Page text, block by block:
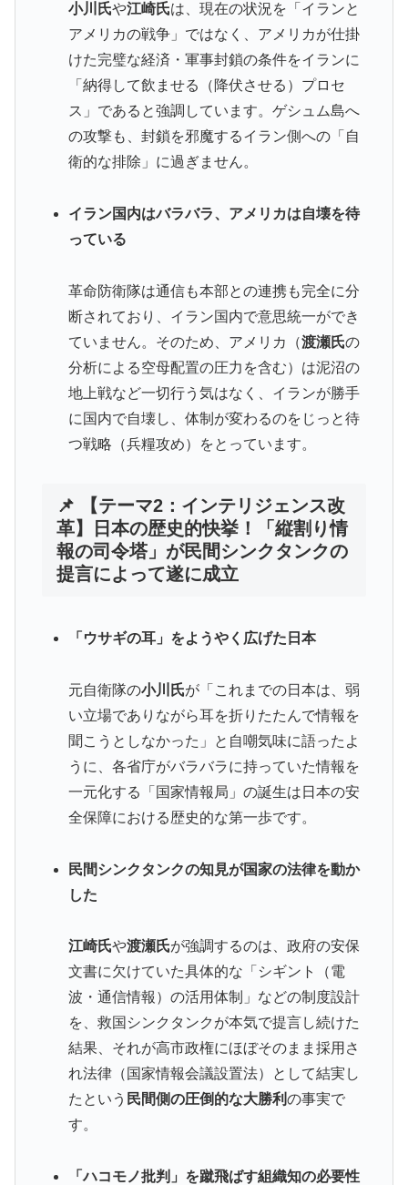
小川氏や江崎氏は、現在の状況を「イランと
アメリカの戦争」ではなく、アメリカが仕掛
けた完璧な経済・軍事封鎖の条件をイランに
「納得して飲ませる（降伏させる）プロセ
ス」であると強調しています。ゲシュム島へ
の攻撃も、封鎖を邪魔するイラン側への「自
衛的な排除」に過ぎません。
イラン国内はバラバラ、アメリカは自壊を待
っている
革命防衛隊は通信も本部との連携も完全に分
断されており、イラン国内で意思統一ができ
ていません。そのため、アメリカ（渡瀬氏の
分析による空母配置の圧力を含む）は泥沼の
地上戦など一切行う気はなく、イランが勝手
に国内で自壊し、体制が変わるのをじっと待
つ戦略（兵糧攻め）をとっています。
📌 【テーマ2：インテリジェンス改
革】日本の歴史的快挙！「縦割り情
報の司令塔」が民間シンクタンクの
提言によって遂に成立
「ウサギの耳」をようやく広げた日本
元自衛隊の小川氏が「これまでの日本は、弱
い立場でありながら耳を折りたたんで情報を
聞こうとしなかった」と自嘲気味に語ったよ
うに、各省庁がバラバラに持っていた情報を
一元化する「国家情報局」の誕生は日本の安
全保障における歴史的な第一歩です。
民間シンクタンクの知見が国家の法律を動か
した
江崎氏や渡瀬氏が強調するのは、政府の安保
文書に欠けていた具体的な「シギント（電
波・通信情報）の活用体制」などの制度設計
を、救国シンクタンクが本気で提言し続けた
結果、それが高市政権にほぼそのまま採用さ
れ法律（国家情報会議設置法）として結実し
たという 民間側の圧倒的な大勝利の事実で
す。
「ハコモノ批判」を蹴飛ばす組織知の必要性